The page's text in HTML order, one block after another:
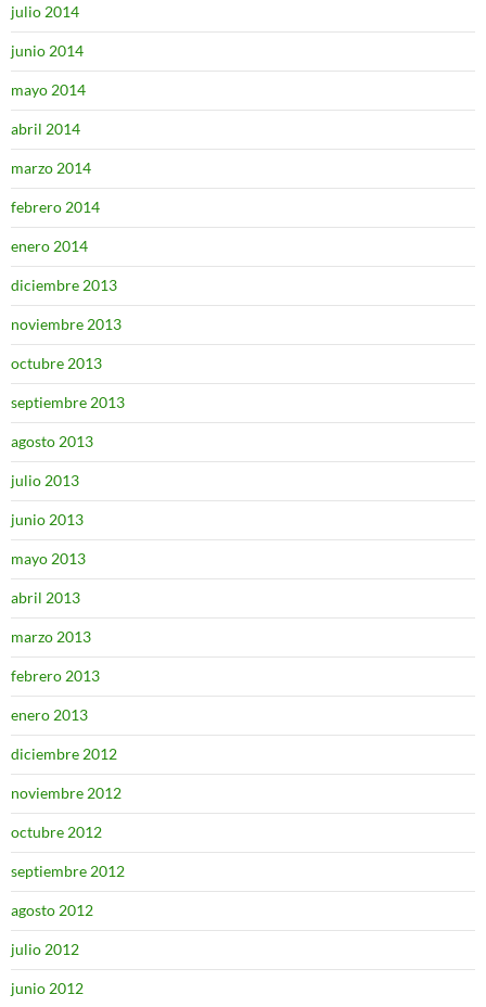
julio 2014
junio 2014
mayo 2014
abril 2014
marzo 2014
febrero 2014
enero 2014
diciembre 2013
noviembre 2013
octubre 2013
septiembre 2013
agosto 2013
julio 2013
junio 2013
mayo 2013
abril 2013
marzo 2013
febrero 2013
enero 2013
diciembre 2012
noviembre 2012
octubre 2012
septiembre 2012
agosto 2012
julio 2012
junio 2012